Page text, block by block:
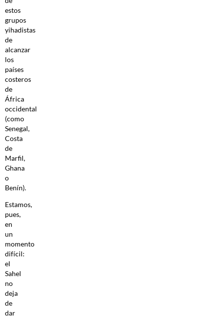
estos
grupos
yihadistas
de
alcanzar
los
países
costeros
de
África
occidental
(como
Senegal,
Costa
de
Marfil,
Ghana
o
Benín).
Estamos,
pues,
en
un
momento
difícil:
el
Sahel
no
deja
de
dar